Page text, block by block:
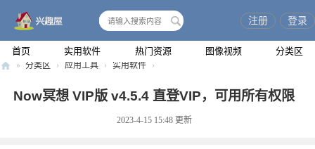
首页 实用软件 热门资源 图像视频 分类区
注册 登录
» 分类区 › 应用工具 › 实用软件 ›
Now冥想 VIP版 v4.5.4 直登VIP，可用所有权限
2023-4-15 15:48 更新